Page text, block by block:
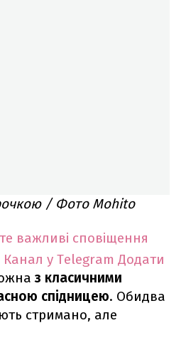
/ Фото Mohito
важливі сповіщення
Канал у Telegram Додати
з класичними
спідницею. Обидва
стримано, але